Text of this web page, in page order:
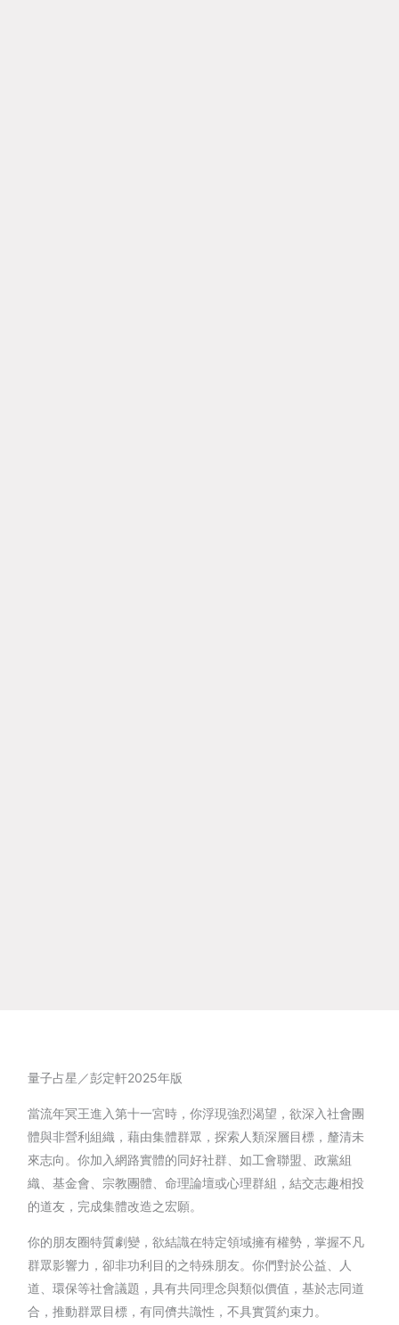
量子占星／彭定軒2025年版
當流年冥王進入第十一宮時，你浮現強烈渴望，欲深入社會團
體與非營利組織，藉由集體群眾，探索人類深層目標，釐清未
來志向。你加入網路實體的同好社群、如工會聯盟、政黨組
織、基金會、宗教團體、命理論壇或心理群組，結交志趣相投
的道友，完成集體改造之宏願。
你的朋友圈特質劇變，欲結識在特定領域擁有權勢，掌握不凡
群眾影響力，卻非功利目的之特殊朋友。你們對於公益、人
道、環保等社會議題，具有共同理念與類似價值，基於志同道
合，推動群眾目標，有同儕共識性，不具實質約束力。